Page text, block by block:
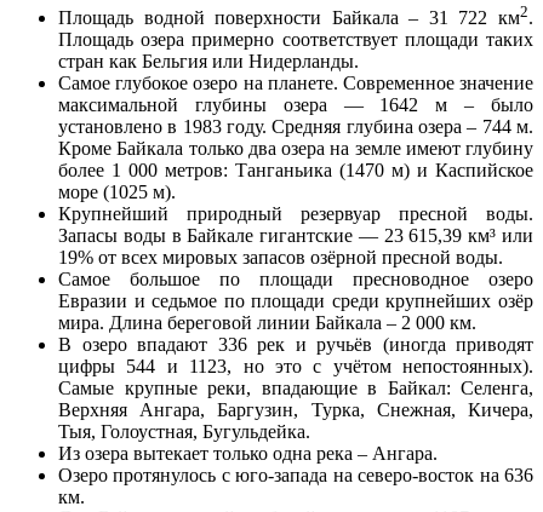
Площадь водной поверхности Байкала – 31 722 км2.
Площадь озера примерно соответствует площади таких
стран как Бельгия или Нидерланды.
Самое глубокое озеро на планете. Современное значение
максимальной глубины озера — 1642 м – было
установлено в 1983 году. Средняя глубина озера – 744 м.
Кроме Байкала только два озера на земле имеют глубину
более 1 000 метров: Танганьика (1470 м) и Каспийское
море (1025 м).
Крупнейший природный резервуар пресной воды.
Запасы воды в Байкале гигантские — 23 615,39 км³ или
19% от всех мировых запасов озёрной пресной воды.
Самое большое по площади пресноводное озеро
Евразии и седьмое по площади среди крупнейших озёр
мира. Длина береговой линии Байкала – 2 000 км.
В озеро впадают 336 рек и ручьёв (иногда приводят
цифры 544 и 1123, но это с учётом непостоянных).
Самые крупные реки, впадающие в Байкал: Селенга,
Верхняя Ангара, Баргузин, Турка, Снежная, Кичера,
Тыя, Голоустная, Бугульдейка.
Из озера вытекает только одна река – Ангара.
Озеро протянулось с юго-запада на северо-восток на 636
км.